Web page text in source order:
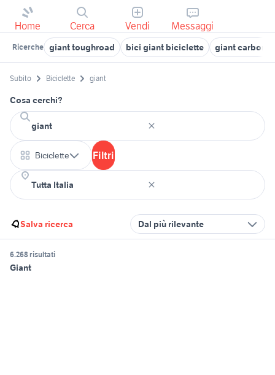
Home Cerca Vendi Messaggi
Ricerche giant toughroad bici giant biciclette giant carbon
Subito Biciclette giant
Cosa cerchi?
Biciclette Filtri
Salva ricerca Dal più rilevante
6.268 risultati
Giant